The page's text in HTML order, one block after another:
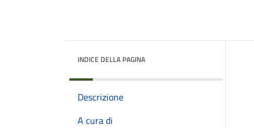
INDICE DELLA PAGINA
Descrizione
A cura di